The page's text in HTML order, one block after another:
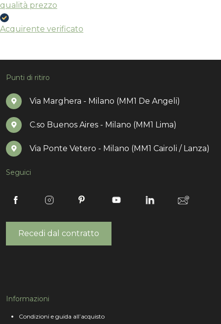
qualità prezzo
Acquirente verificato
Punti di ritiro
Via Marghera - Milano (MM1 De Angeli)
C.so Buenos Aires - Milano (MM1 Lima)
Via Ponte Vetero - Milano (MM1 Cairoli / Lanza)
Seguici
Recedi dal contratto
Informazioni
Condizioni e guida all’acquisto